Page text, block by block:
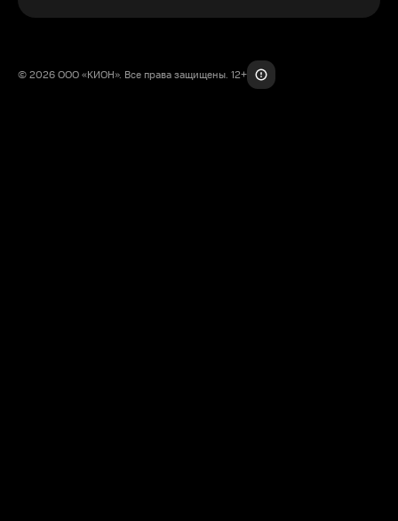
© 2026 ООО «КИОН». Все права защищены. 12+